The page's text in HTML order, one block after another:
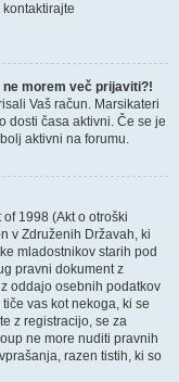
morem več prijaviti?!
Vaš račun. Marsikateri
dosti časa aktivni. Če se je
aktivni na forumu.
1998 (Akt o otroški
v Združenih Državah, ki
mladostnikov starih pod
pravni dokument z
oddajo osebnih podatkov
vas kot nekoga, ki se
z registracijo, se za
ne more nuditi pravnih
razen tistih, ki so